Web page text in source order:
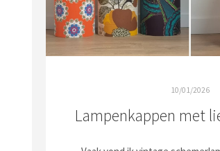
10/01/2026
Lampenkappen met